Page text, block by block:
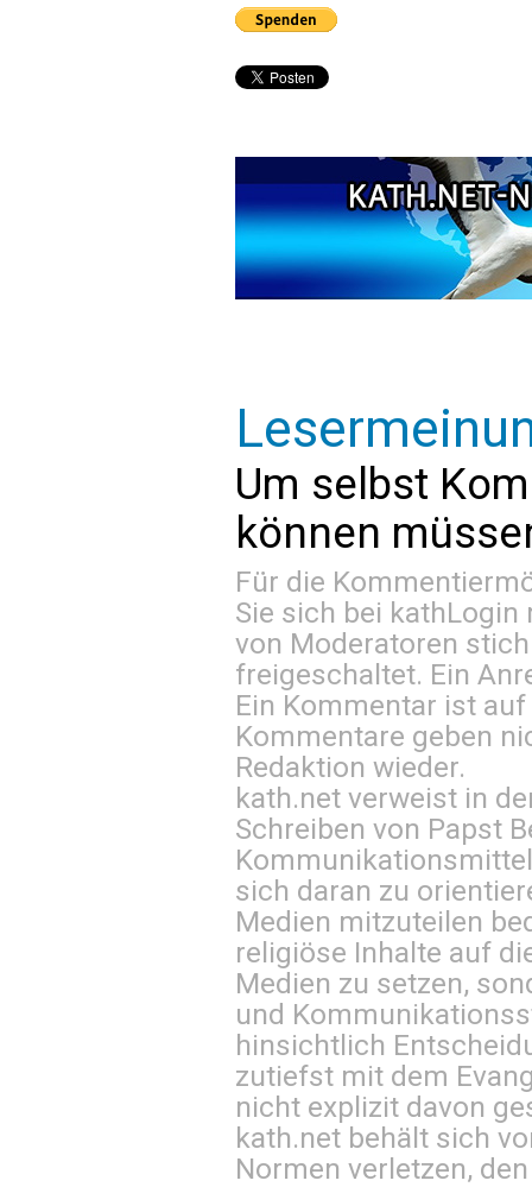
Um selbst
können
Für die
Sie sich bei kathLogin
von Moderatoren
freigeschaltet. Ein
Ein Kommentar ist
Kommentare geben
Redaktion wieder.
kath.net verweist in
Schreiben von Papst
sich daran zu
Medien mitzuteilen
religiöse Inhalte auf
Medien zu setzen,
und
hinsichtlich
zutiefst mit dem
nicht explizit davon
kath.net behält sich
Normen verletzen,